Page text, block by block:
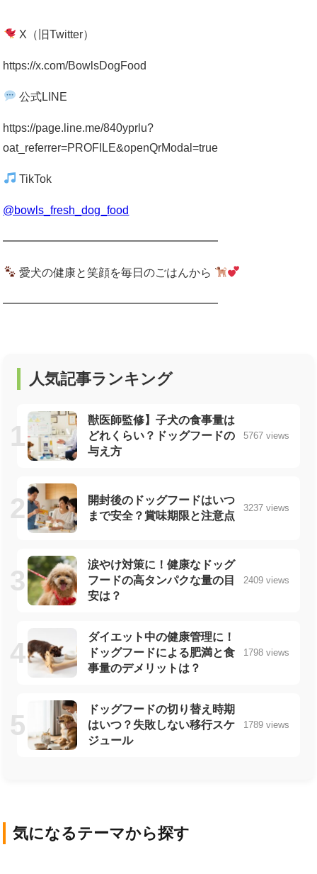
X（旧Twitter）
https://x.com/BowlsDogFood
公式LINE
https://page.line.me/840yprlu?
oat_referrer=PROFILE&openQrModal=true
TikTok
@bowls_fresh_dog_food
━━━━━━━━━━━━━━━━━━━
愛犬の健康と笑顔を毎日のごはんから
━━━━━━━━━━━━━━━━━━━
人気記事ランキング
獣医師監修】子犬の食事量は
どれくらい？ドッグフードの
与え方
5767 views
開封後のドッグフードはいつ
まで安全？賞味期限と注意点
3237 views
涙やけ対策に！健康なドッグ
フードの高タンパクな量の目
安は？
2409 views
ダイエット中の健康管理に！
ドッグフードによる肥満と食
事量のデメリットは？
1798 views
ドッグフードの切り替え時期
はいつ？失敗しない移行スケ
ジュール
1789 views
気になるテーマから探す
犬の基礎知識
犬の品種